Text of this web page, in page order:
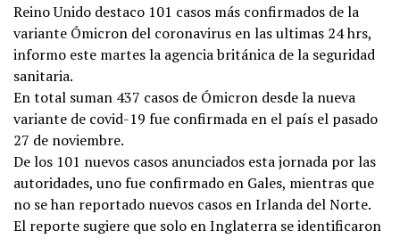
Reino Unido destaco 101 casos más confirmados de la
variante Ómicron del coronavirus en las ultimas 24 hrs,
informo este martes la agencia británica de la seguridad
sanitaria.
En total suman 437 casos de Ómicron desde la nueva
variante de covid-19 fue confirmada en el país el pasado
27 de noviembre.
De los 101 nuevos casos anunciados esta jornada por las
autoridades, uno fue confirmado en Gales, mientras que
no se han reportado nuevos casos en Irlanda del Norte.
El reporte sugiere que solo en Inglaterra se identificaron